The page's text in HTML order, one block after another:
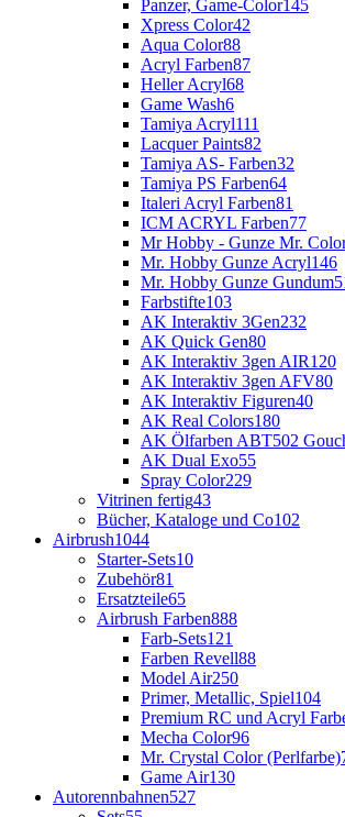
Panzer, Game-Color145
Xpress Color42
Aqua Color88
Acryl Farben87
Heller Acryl68
Game Wash6
Tamiya Acryl111
Lacquer Paints82
Tamiya AS- Farben32
Tamiya PS Farben64
Italeri Acryl Farben81
ICM ACRYL Farben77
Mr Hobby - Gunze Mr.
Mr. Hobby Gunze Acryl146
Mr. Hobby Gunze Gundum
Farbstifte103
AK Interaktiv 3Gen232
AK Quick Gen80
AK Interaktiv 3gen AIR120
AK Interaktiv 3gen AFV80
AK Interaktiv Figuren40
AK Real Colors180
AK Ölfarben ABT502
AK Dual Exo55
Spray Color229
Vitrinen fertig43
Bücher, Kataloge und Co102
Airbrush1044
Starter-Sets10
Zubehör81
Ersatzteile65
Airbrush Farben888
Farb-Sets121
Farben Revell88
Model Air250
Primer, Metallic, Spiel104
Premium RC und Acryl
Mecha Color96
Mr. Crystal Color (Perlfarbe)
Game Air130
Autorennbahnen527